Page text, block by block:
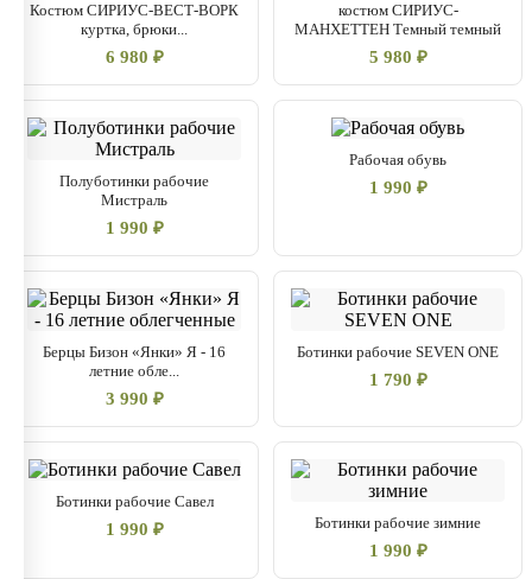
Костюм СИРИУС-ВЕСТ-ВОРК
куртка, брюки...
6 980 ₽
костюм СИРИУС-
МАНХЕТТЕН Темный темный
5 980 ₽
Полуботинки рабочие
Мистраль
1 990 ₽
Рабочая обувь
1 990 ₽
Берцы Бизон «Янки» Я - 16
летние обле...
3 990 ₽
Ботинки рабочие SEVEN ONE
1 790 ₽
Ботинки рабочие Савел
1 990 ₽ Ботинки рабочие зимние
1 990 ₽